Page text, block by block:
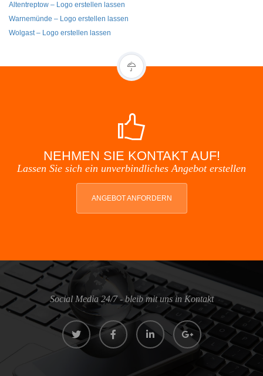
Altentreptow – Logo erstellen lassen
Warnemünde – Logo erstellen lassen
Wolgast – Logo erstellen lassen
NEHMEN SIE KONTAKT AUF!
Lassen Sie sich ein unverbindliches Angebot erstellen
ANGEBOT ANFORDERN
Social Media 24/7 - bleib mit uns in Kontakt